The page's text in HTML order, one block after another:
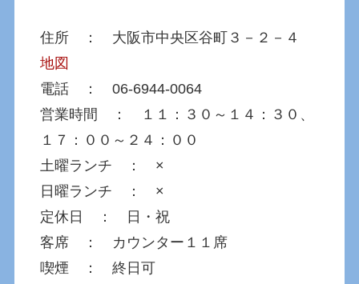
住所 ： 大阪市中央区谷町３－２－４
地図
電話 ： 06-6944-0064
営業時間 ： １１：３０～１４：３０、
１７：００～２４：００
土曜ランチ ： ×
日曜ランチ ： ×
定休日 ： 日・祝
客席 ： カウンター１１席
喫煙 ： 終日可